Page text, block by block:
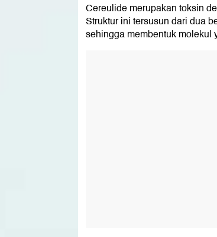
Cereulide merupakan toksin
Struktur ini tersusun dari dua
sehingga membentuk molekul